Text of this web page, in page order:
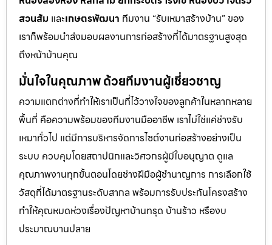
สวนส้ม และเกษตรพัฒนา ทีมงาน “รับเหมาสร้างบ้าน” ของ
เราก็พร้อมนำส่งมอบผลงานการก่อสร้างที่ได้มาตรฐานสูงสุด
ถึงหน้าบ้านคุณ
มั่นใจในคุณภาพ ด้วยทีมงานผู้เชี่ยวชาญ
ความแตกต่างที่ทำให้เราเป็นที่ไว้วางใจของลูกค้าในหลากหลาย
พื้นที่ คือความพร้อมของทีมงานมืออาชีพ เราไม่ใช่แค่ช่างรับ
เหมาทั่วไป แต่มีการบริหารจัดการไซต์งานก่อสร้างอย่างเป็น
ระบบ ควบคุมโดยสถาปนิกและวิศวกรผู้มีใบอนุญาต ดูแล
คุณภาพงานทุกขั้นตอนโดยช่างฝีมือผู้ชำนาญการ การเลือกใช้
วัสดุที่ได้มาตรฐานระดับสากล พร้อมการรับประกันโครงสร้าง
ทำให้คุณหมดห่วงเรื่องปัญหาบ้านทรุด บ้านร้าว หรืองบ
ประมาณบานปลาย